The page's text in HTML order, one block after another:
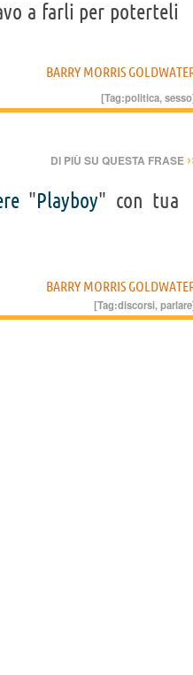
a farli per poterteli
BARRY MORRIS
[Tag:politica,sesso
DI PIÙ SU QUESTA FRASE
"Playboy" con tua
BARRY MORRIS
[Tag:discorsi,parlare